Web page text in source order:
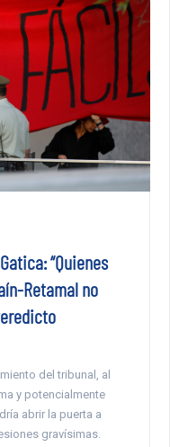
“Quienes
Retamal no
del tribunal, al
y potencialmente
abrir la puerta a
gravísimas.